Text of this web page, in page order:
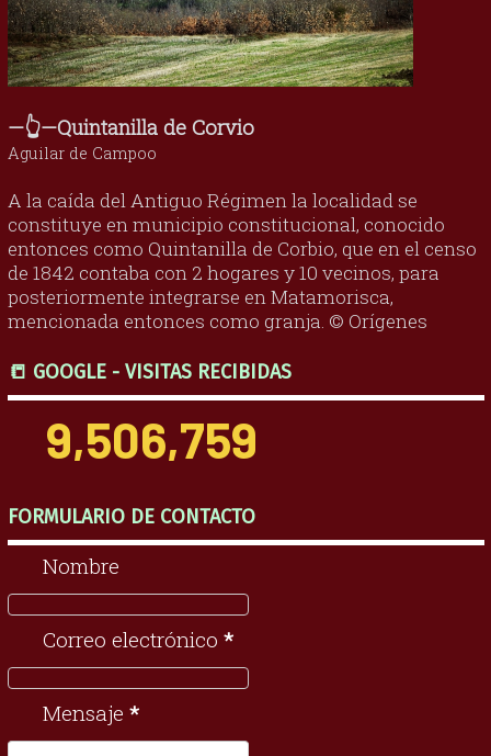
—👆—Quintanilla de Corvio
Aguilar de Campoo
A la caída del Antiguo Régimen la localidad se
constituye en municipio constitucional, conocido
entonces como Quintanilla de Corbio, que en el censo
de 1842 contaba con 2 hogares y 10 vecinos, para
posteriormente integrarse en Matamorisca,
mencionada entonces como granja. © Orígenes
📒 GOOGLE - VISITAS RECIBIDAS
9,506,759
FORMULARIO DE CONTACTO
Nombre
Correo electrónico *
Mensaje *